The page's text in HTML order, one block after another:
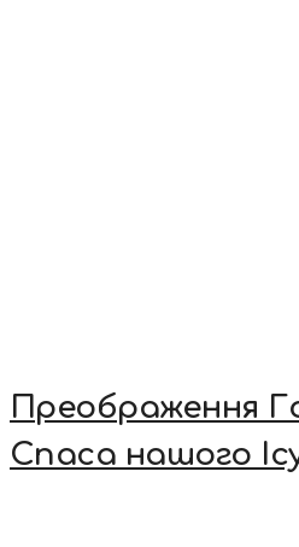
Преображення
Спаса нашого